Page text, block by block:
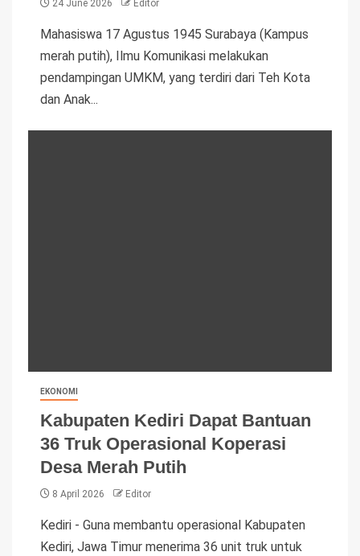
24 June 2026 Editor
Mahasiswa 17 Agustus 1945 Surabaya (Kampus
merah putih), Ilmu Komunikasi melakukan
pendampingan UMKM, yang terdiri dari Teh Kota
dan Anak...
EKONOMI
Kabupaten Kediri Dapat Bantuan
36 Truk Operasional Koperasi
Desa Merah Putih
8 April 2026 Editor
Kediri - Guna membantu operasional Kabupaten
Kediri, Jawa Timur menerima 36 unit truk untuk